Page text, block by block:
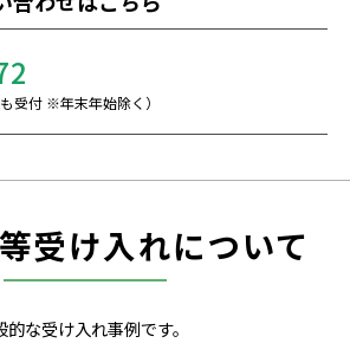
受付 ※年末年始除く）
受け入れについて
な受け入れ事例です。